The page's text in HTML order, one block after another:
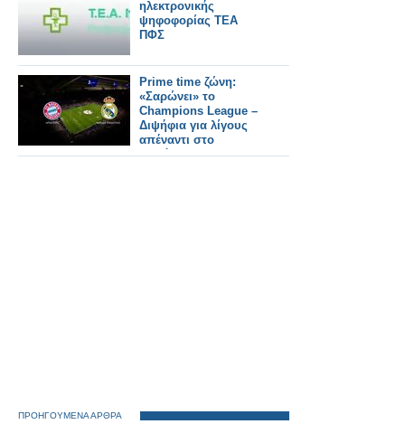
ηλεκτρονικής
ψηφοφορίας ΤΕΑ
ΠΦΣ
Prime time ζώνη:
«Σαρώνει» το
Champions League –
Διψήφια για λίγους
απέναντι στο
ποδόσφαιρο
ΠΡΟΗΓΟΥΜΕΝΑ ΑΡΘΡΑ